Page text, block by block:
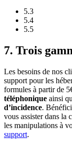
5.3
5.4
5.5
7. Trois
Les besoins de nos
support pour les
formules à partir de
téléphonique ainsi
d’incidence.
vous assister dans la
les manipulations à
support.